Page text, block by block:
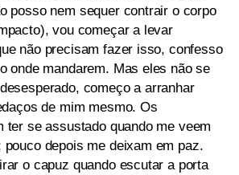
posso nem sequer contrair o corpo
vou começar a levar
não precisam fazer isso, confesso
onde mandarem. Mas eles não se
começo a arranhar
de mim mesmo. Os
ter se assustado quando me veem
pouco depois me deixam em paz.
o capuz quando escutar a porta